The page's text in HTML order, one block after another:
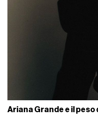
Ariana Grande e il